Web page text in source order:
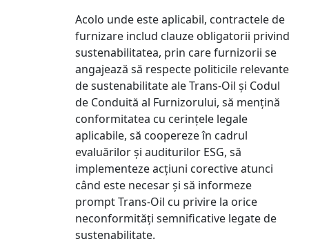
Acolo unde este aplicabil, contractele de
furnizare includ clauze obligatorii privind
sustenabilitatea, prin care furnizorii se
angajează să respecte politicile relevante
de sustenabilitate ale Trans-Oil și Codul
de Conduită al Furnizorului, să mențină
conformitatea cu cerințele legale
aplicabile, să coopereze în cadrul
evaluărilor și auditurilor ESG, să
implementeze acțiuni corective atunci
când este necesar și să informeze
prompt Trans-Oil cu privire la orice
neconformități semnificative legate de
sustenabilitate.